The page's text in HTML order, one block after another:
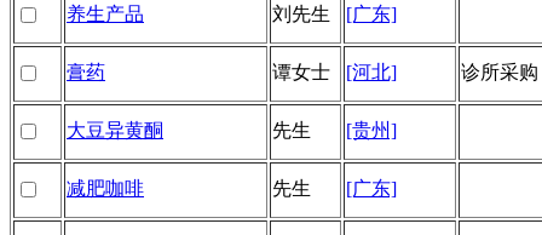
养生产品 刘先生 [广东]
膏药 谭女士 [河北] 诊所采购
大豆异黄酮 先生 [贵州]
减肥咖啡 先生 [广东]